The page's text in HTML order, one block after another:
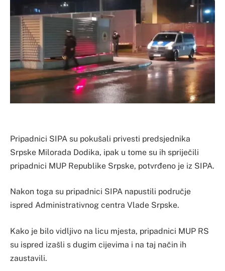
Pripadnici SIPA su pokušali privesti predsjednika
Srpske Milorada Dodika, ipak u tome su ih spriječili
pripadnici MUP Republike Srpske, potvrđeno je iz SIPA.
Nakon toga su pripadnici SIPA napustili područje
ispred Administrativnog centra Vlade Srpske.
Kako je bilo vidljivo na licu mjesta, pripadnici MUP RS
su ispred izašli s dugim cijevima i na taj način ih
zaustavili.